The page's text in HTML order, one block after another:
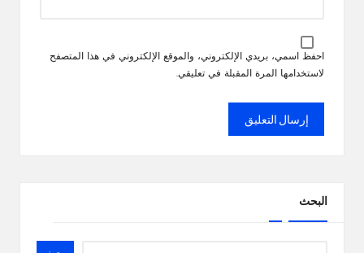
احفظ اسمي، بريدي الإلكتروني، والموقع الإلكتروني في هذا المتصفح
لاستخدامها المرة المقبلة في تعليقي.
البحث